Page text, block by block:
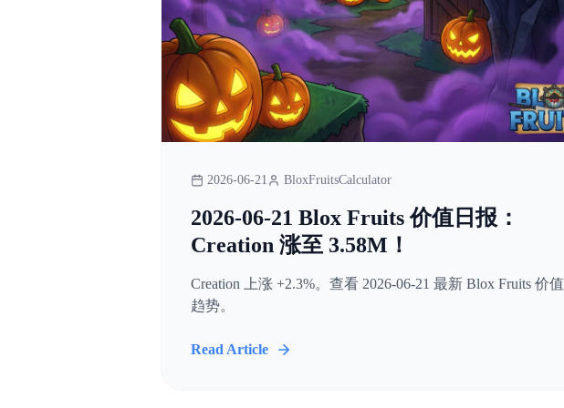
2026-06-21 BloxFruitsCalculator
2026-06-21 Blox Fruits 价值日报：
Creation 涨至 3.58M！
Creation 上涨 +2.3%。查看 2026-06-21 最新 Blox Fruits 价值
趋势。
Read Article